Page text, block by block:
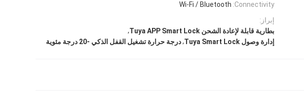
Connectivity:
Wi-Fi / Bluetooth
إبراز:
بطارية قابلة لإعادة الشحن Tuya APP Smart Lock
,
إدارة وصول Tuya Smart Lock
,درجة حرارة تشغيل القفل الذكي -20 درجة مئوية